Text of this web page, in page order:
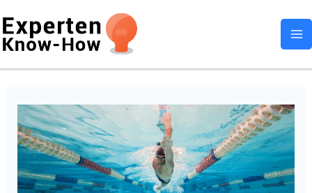
Inhalt
springen